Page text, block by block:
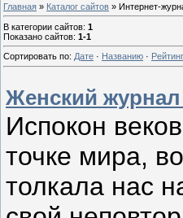
Главная » Каталог сайтов » Интернет-
В категории сайтов: 1
Показано сайтов: 1-1
Сортировать по: Дате · Названию ·
Женский
Испокон
точке мира,
толкала нас